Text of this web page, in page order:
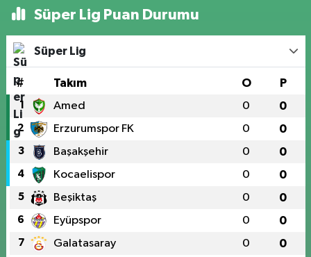
Süper Lig Puan Durumu
Süper Lig
# Takım O P
1 Amed 0 0
2 Erzurumspor FK 0 0
3 Başakşehir 0 0
4 Kocaelispor 0 0
5 Beşiktaş 0 0
6 Eyüpspor 0 0
7 Galatasaray 0 0